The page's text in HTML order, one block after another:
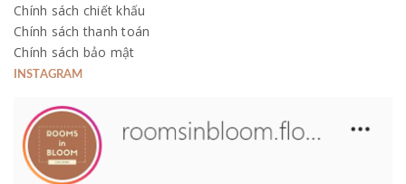
Chính sách chiết khấu
Chính sách thanh toán
Chính sách bảo mật
INSTAGRAM